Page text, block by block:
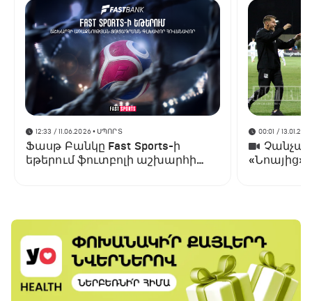
12:33 / 11.06.2026• ՍՊՈՐՏ
Ֆասթ Բանկը Fast Sports-ի
եթերում ֆուտբոլի աշխարհի
00:01 /
«Նոայից»